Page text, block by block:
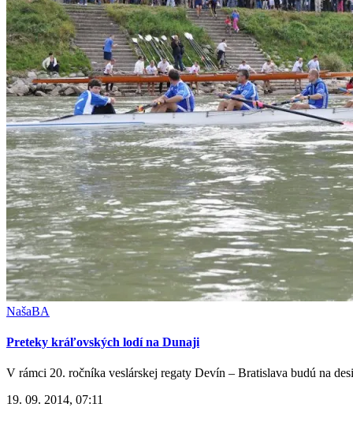
NašaBA
Preteky kráľovských lodí na Dunaji
V rámci 20. ročníka veslárskej regaty Devín – Bratislava budú na
19. 09. 2014, 07:11